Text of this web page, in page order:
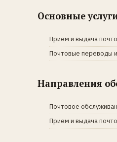
Основные
Прием и выдача
Почтовые переводы
Направления
Почтовое
Прием и выдача